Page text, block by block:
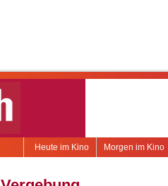
Morgen im Kino
Heute im Kino